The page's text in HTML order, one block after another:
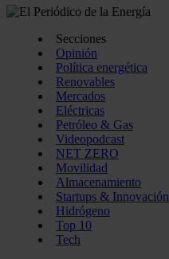
Secciones
Opinión
Política energética
Renovables
Mercados
Eléctricas
Petróleo & Gas
Videopodcast
NET ZERO
Movilidad
Almacenamiento
Startups & Innovación
Hidrógeno
Top 10
Tech